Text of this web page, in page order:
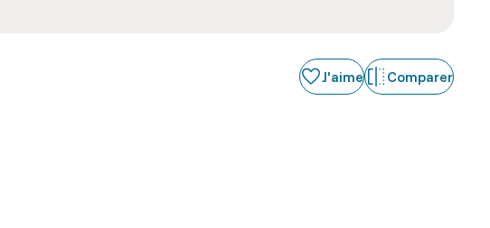
J'aime Comparer